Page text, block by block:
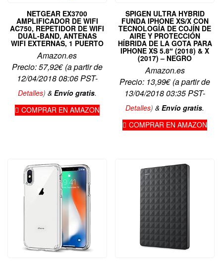
NETGEAR EX3700
AMPLIFICADOR DE WIFI
AC750, REPETIDOR DE WIFI
DUAL-BAND, ANTENAS
WIFI EXTERNAS, 1 PUERTO
Amazon.es
Precio:57,92€(a partir de
12/04/2018 08:06 PST-
Detalles) & Envío gratis.
COMPRAR EN AMAZON
SPIGEN ULTRA HYBRID
FUNDA IPHONE XS/X CON
TECNOLOGÍA DE COJÍN DE
AIRE Y PROTECCIÓN
HÍBRIDA DE LA GOTA PARA
IPHONE XS 5.8″ (2018) & X
(2017) – NEGRO
Amazon.es
Precio: 13,99€(a partir de
13/04/2018 03:35 PST-
Detalles)&Envío gratis.
COMPRAR EN AMAZON